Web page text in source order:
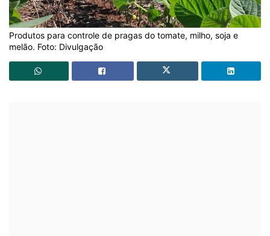
Produtos para controle de pragas do tomate, milho, soja e
melão. Foto: Divulgação